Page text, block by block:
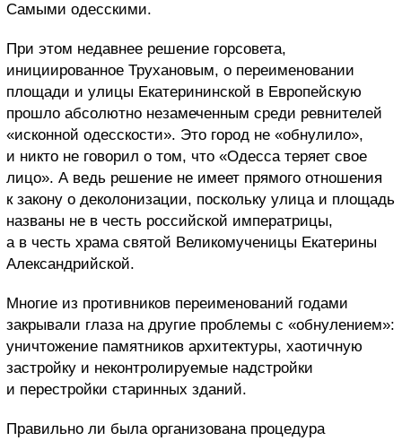
Самыми одесскими.
При этом недавнее решение горсовета,
инициированное Трухановым, о переименовании
площади и улицы Екатерининской в Европейскую
прошло абсолютно незамеченным среди ревнителей
«исконной одесскости». Это город не «обнулило»,
и никто не говорил о том, что «Одесса теряет свое
лицо». А ведь решение не имеет прямого отношения
к закону о деколонизации, поскольку улица и площадь
названы не в честь российской императрицы,
а в честь храма святой Великомученицы Екатерины
Александрийской.
Многие из противников переименований годами
закрывали глаза на другие проблемы с «обнулением»:
уничтожение памятников архитектуры, хаотичную
застройку и неконтролируемые надстройки
и перестройки старинных зданий.
Правильно ли была организована процедура